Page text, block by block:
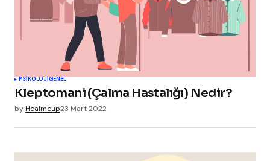
PSIKOLOJIGENEL
Kleptomani (Çalma Hastalığı) Nedir?
byHealmeup23 Mart 2022